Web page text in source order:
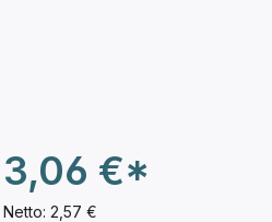
Netto: 2,57 €
3,06 €*